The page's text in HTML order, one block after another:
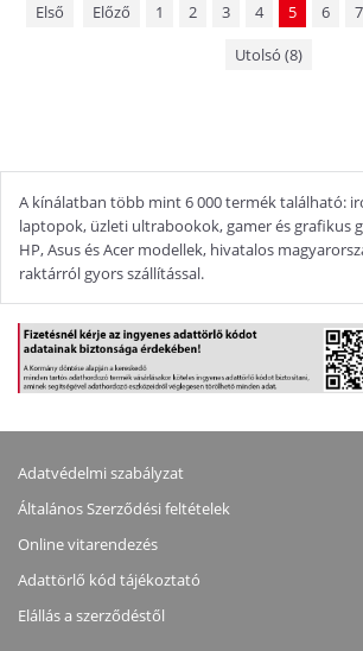
Első Előző 1 2 3 4 5 6 7
Utolsó (8)
A kínálatban több mint 6 000 termék található:
laptopok, üzleti ultrabookok, gamer és grafikus
HP, Asus és Acer modellek, hivatalos
raktárról gyors szállítással.
Adatvédelmi szabályzat
Általános Szerződési feltételek
Online vitarendezés
Adattörlő kód tájékoztató
Elállás a szerződéstől